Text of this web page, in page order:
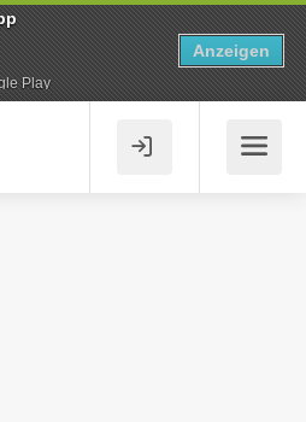
Play
Anzeigen